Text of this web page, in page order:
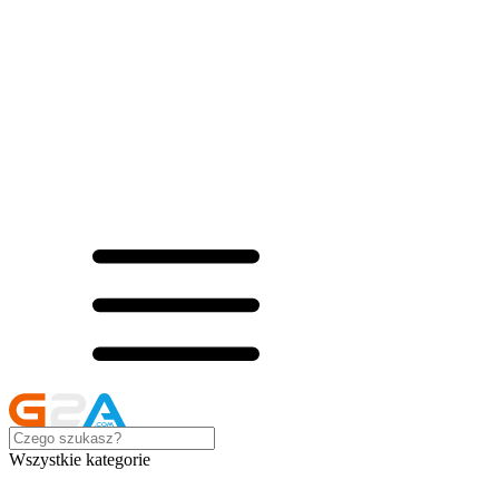
Wszystkie kategorie